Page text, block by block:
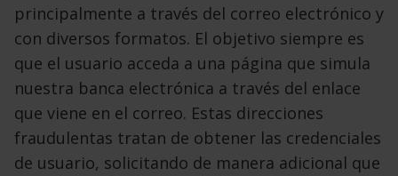
principalmente a través del correo electrónico y
con diversos formatos. El objetivo siempre es
que el usuario acceda a una página que simula
nuestra banca electrónica a través del enlace
que viene en el correo. Estas direcciones
fraudulentas tratan de obtener las credenciales
de usuario, solicitando de manera adicional que